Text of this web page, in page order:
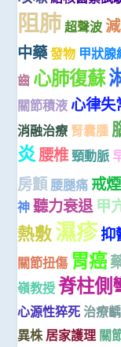
阻肺 超聲波
中藥發物 甲狀腺
齒 心肺復蘇
關節積液 心律失
消融治療 腎囊腫
炎腰椎頸動脈
房顫 腰腿痛 戒煙
神 聽力衰退 甲
熱敷濕疹抑
關節扭傷 胃癌
嶺教授 脊柱側
心源性猝死 治療
異株 居家護理 關